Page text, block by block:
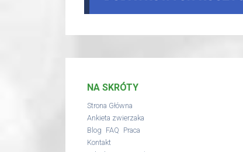
NA SKRÓTY
Strona Główna
Ankieta zwierzaka
Blog FAQ Praca
Kontakt